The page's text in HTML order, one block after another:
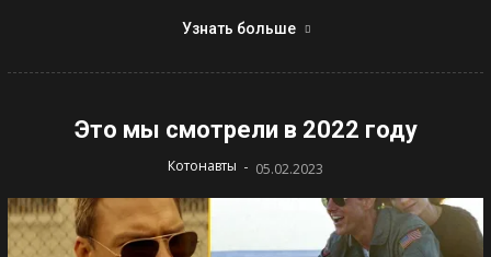
Узнать больше
Это мы смотрели в 2022 году
Котонавты - 05.02.2023